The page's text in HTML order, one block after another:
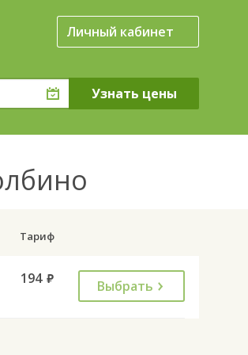
Личный кабинет
Тариф
194 руб. Выбрать